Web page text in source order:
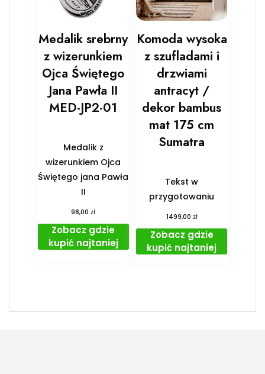
Medalik srebrny
z wizerunkiem
Ojca Świętego
Jana Pawła II
MED-JP2-01
Medalik z
wizerunkiem Ojca
Świętego jana Pawła
II
98,00zł
Zobacz gdzie
kupić najtaniej
Komoda wysoka
z szufladami i
drzwiami
antracyt /
dekor bambus
mat 175 cm
Sumatra
Tekst w
przygotowaniu
1499,00 zł
Zobacz gdzie
kupić najtaniej